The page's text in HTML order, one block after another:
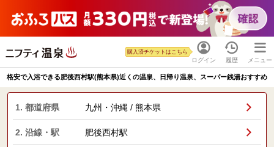
ログイン
購入済チケットはこちら
履歴 メニュー
格安で入浴できる肥後西村駅(熊本県)近くの温泉、日帰り温泉、スーパー銭湯おすすめ
1. 都道府県 九州・沖縄 / 熊本県
2. 沿線・駅 肥後西村駅